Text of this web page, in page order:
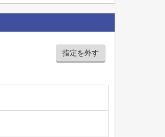
指定を外す